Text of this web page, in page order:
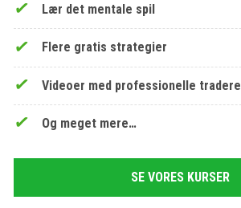
Lær det mentale spil
Flere gratis strategier
Videoer med professionelle tradere
Og meget mere…
SE VORES KURSER